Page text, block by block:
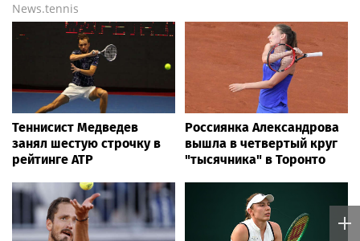
News.tennis
Теннисист Медведев
занял шестую строчку в
рейтинге ATP
Россиянка Александрова
вышла в четвертый круг
"тысячника" в Торонто